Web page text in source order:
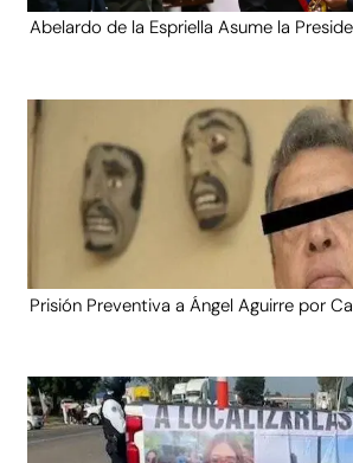
Abelardo de la Espriella Asume la
Prisión Preventiva a Ángel Aguirre por